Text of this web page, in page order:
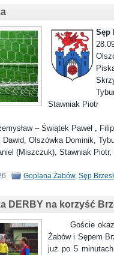
Sęp
Stawniak Piotr
– Świątek Paweł ,
Olszówka Dominik,
(Miszczuk), Stawniak Piotr,
Goplana Żabów, Sęp
DERBY na korzyść
Goście okazali
Żabów i Sępem
już po 5